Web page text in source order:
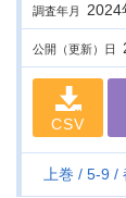
調査年月 2024
公開（更新）日
CSV
上巻 5-9